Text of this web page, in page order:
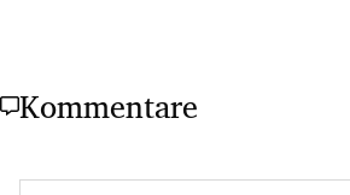
Kommentare